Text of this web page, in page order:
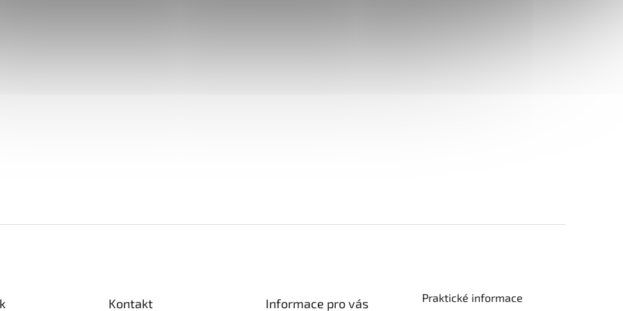
Kontakt Informace pro vás Praktické informace